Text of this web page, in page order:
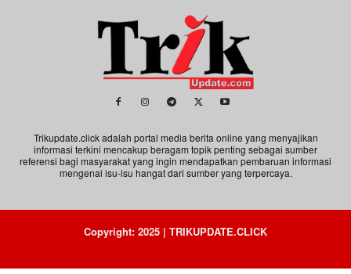
Trikupdate.click adalah portal media berita online yang menyajikan
informasi terkini mencakup beragam topik penting sebagai sumber
referensi bagi masyarakat yang ingin mendapatkan pembaruan informasi
mengenai isu-isu hangat dari sumber yang terpercaya.
Copyright: 2025 | TRIKUPDATE.CLICK